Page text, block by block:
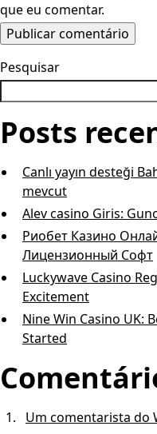
que eu comentar.
Pesquisar
Posts
Canlı yayın desteği
mevcut
Alev casino Giris:
Риобет Казино
Лицензионный Софт
Luckywave Casino
Excitement
Nine Win Casino UK:
Started
Um comentarista do